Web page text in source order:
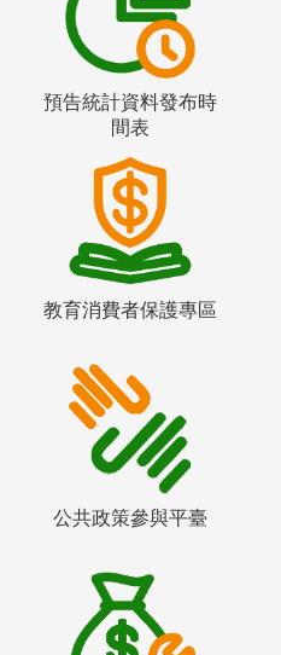
預告統計資料發布時
間表
教育消費者保護專區
公共政策參與平臺